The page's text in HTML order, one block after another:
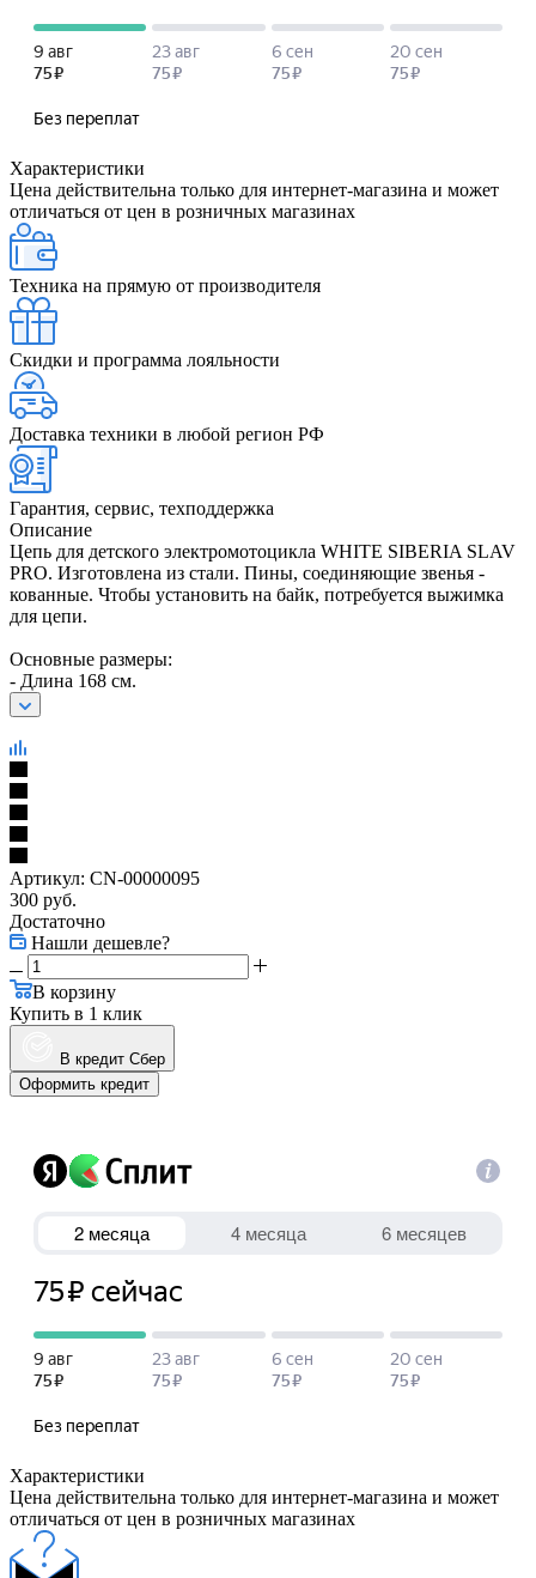
Характеристики
Цена действительна только для интернет-магазина и может
отличаться от цен в розничных магазинах
Техника на прямую от производителя
Скидки и программа лояльности
Доставка техники в любой регион РФ
Гарантия, сервис, техподдержка
Описание
Цепь для детского электромотоцикла WHITE SIBERIA SLAV
PRO. Изготовлена из стали. Пины, соединяющие звенья -
кованные. Чтобы установить на байк, потребуется выжимка
для цепи.
Основные размеры:
- Длина 168 см.
Артикул: CN-00000095
300 руб.
Достаточно
Нашли дешевле?
В корзину
Купить в 1 клик
В кредит Сбер
Оформить кредит
Характеристики
Цена действительна только для интернет-магазина и может
отличаться от цен в розничных магазинах